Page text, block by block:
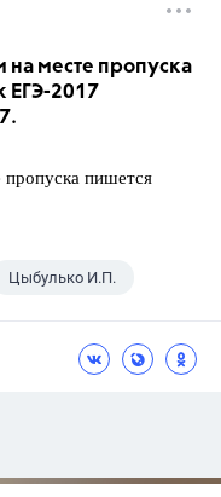
на месте пропуска
ЕГЭ-2017
пишется
Цыбулько И.П.